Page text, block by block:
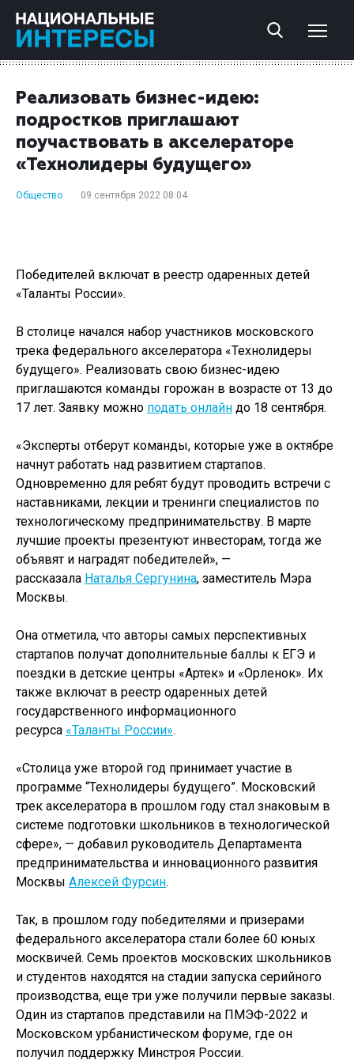
Реализовать бизнес-идею:
подростков приглашают
поучаствовать в акселераторе
«Технолидеры будущего»
Общество 09 сентября 2022 08:04
Победителей включат в реестр одаренных детей
«Таланты России».
В столице начался набор участников московского
трека федерального акселератора «Технолидеры
будущего». Реализовать свою бизнес-идею
приглашаются команды горожан в возрасте от 13 до
17 лет. Заявку можно подать онлайн до 18 сентября.
«Эксперты отберут команды, которые уже в октябре
начнут работать над развитием стартапов.
Одновременно для ребят будут проводить встречи с
наставниками, лекции и тренинги специалистов по
технологическому предпринимательству. В марте
лучшие проекты презентуют инвесторам, тогда же
объявят и наградят победителей», —
рассказала Наталья Сергунина, заместитель Мэра
Москвы.
Она отметила, что авторы самых перспективных
стартапов получат дополнительные баллы к ЕГЭ и
поездки в детские центры «Артек» и «Орленок». Их
также включат в реестр одаренных детей
государственного информационного
ресурса «Таланты России».
«Столица уже второй год принимает участие в
программе “Технолидеры будущего”. Московский
трек акселератора в прошлом году стал знаковым в
системе подготовки школьников в технологической
сфере», — добавил руководитель Департамента
предпринимательства и инновационного развития
Москвы Алексей Фурсин.
Так, в прошлом году победителями и призерами
федерального акселератора стали более 60 юных
москвичей. Семь проектов московских школьников
и студентов находятся на стадии запуска серийного
производства, еще три уже получили первые заказы.
Один из стартапов представили на ПМЭФ-2022 и
Московском урбанистическом форуме, где он
получил поддержку Минстроя России.